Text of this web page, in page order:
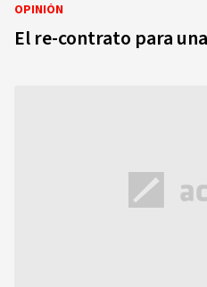
OPINIÓN
El re-contrato para